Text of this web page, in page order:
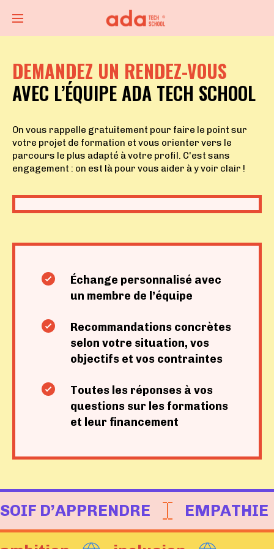
DEMANDEZ UN RENDEZ-VOUS
AVEC L’ÉQUIPE ADA TECH SCHOOL
On vous rappelle gratuitement pour faire le point sur
votre projet de formation et vous orienter vers le
parcours le plus adapté à votre profil. C'est sans
engagement : on est là pour vous aider à y voir clair !
Échange personnalisé avec
un membre de l’équipe
Recommandations concrètes
selon votre situation, vos
objectifs et vos contraintes
Toutes les réponses à vos
questions sur les formations
et leur financement
SOIF D’APPRENDRE EMPATHIE